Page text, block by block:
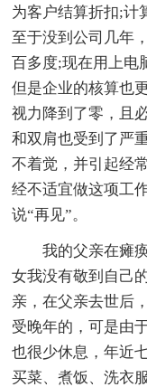
为客户结算折扣;计
至于没到公司几年
百多度;现在用上电
但是企业的核算也
视力降到了零，且
和双肩也受到了严
不着觉，并引起经
经不适宜做这项工
说“再见”。
我的父亲在瘫
女我没有敬到自己
亲，在父亲去世后
受晚年的，可是由
也很少休息，年近
买菜、煮饭、洗衣